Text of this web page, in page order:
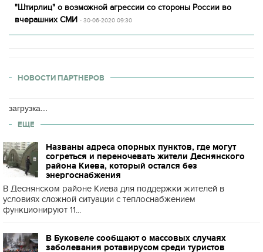
"Штирлиц" о возможной агрессии со стороны России во
вчерашних СМИ - 30-06-2020 09:30
НОВОСТИ ПАРТНЕРОВ
загрузка...
ЕЩЕ
Названы адреса опорных пунктов, где могут
согреться и переночевать жители Деснянского
района Киева, который остался без
энергоснабжения
В Деснянском районе Киева для поддержки жителей в
условиях сложной ситуации с теплоснабжением
функционируют 11...
В Буковеле сообщают о массовых случаях
заболевания ротавирусом среди туристов